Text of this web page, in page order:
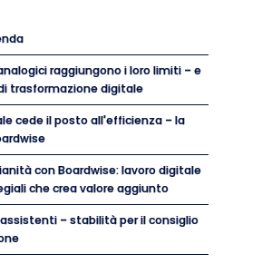
raggiungono i loro limiti – e
trasformazione digitale
cede il posto all'efficienza – la
con Boardwise: lavoro digitale
che crea valore aggiunto
– stabilità per il consiglio